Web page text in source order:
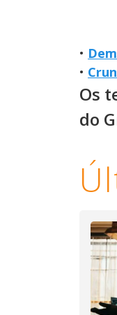
•
•
Os
do